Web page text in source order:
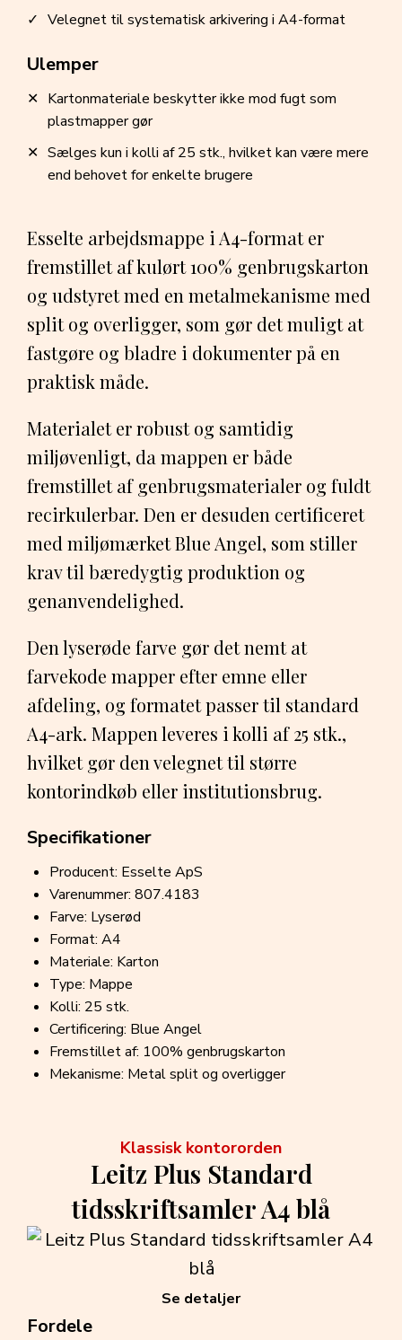
Esselte arbejdsmappe i A4-format er
fremstillet af kulørt 100% genbrugskarton
og udstyret med en metalmekanisme med
split og overligger, som gør det muligt at
fastgøre og bladre i dokumenter på en
praktisk måde.
Materialet er robust og samtidig
miljøvenligt, da mappen er både
fremstillet af genbrugsmaterialer og fuldt
recirkulerbar. Den er desuden certificeret
med miljømærket Blue Angel, som stiller
krav til bæredygtig produktion og
genanvendelighed.
Den lyserøde farve gør det nemt at
farvekode mapper efter emne eller
afdeling, og formatet passer til standard
A4-ark. Mappen leveres i kolli af 25 stk.,
hvilket gør den velegnet til større
kontorindkøb eller institutionsbrug.
Velegnet til systematisk arkivering i A4-format
Ulemper
Kartonmateriale beskytter ikke mod fugt som
plastmapper gør
Sælges kun i kolli af 25 stk., hvilket kan være mere
end behovet for enkelte brugere
Specifikationer
Producent: Esselte ApS
Varenummer: 807.4183
Farve: Lyserød
Format: A4
Materiale: Karton
Type: Mappe
Kolli: 25 stk.
Certificering: Blue Angel
Fremstillet af: 100% genbrugskarton
Mekanisme: Metal split og overligger
Klassisk kontororden
Leitz Plus Standard
tidsskriftsamler A4 blå
Fordele
Se detaljer